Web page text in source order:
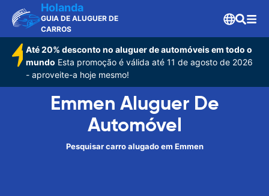
Holanda
GUIA DE ALUGUER DE
CARROS
Até 20% desconto no aluguer de automóveis em todo o
mundo Esta promoção é válida até 11 de agosto de 2026
- aproveite-a hoje mesmo!
Emmen Aluguer De
Automóvel
Pesquisar carro alugado em Emmen